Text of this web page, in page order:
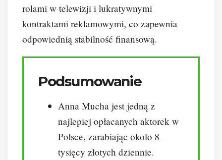
rolami w telewizji i lukratywnymi
kontraktami reklamowymi, co zapewnia
odpowiednią stabilność finansową.
Podsumowanie
Anna Mucha jest jedną z
najlepiej opłacanych aktorek w
Polsce, zarabiając około 8
tysięcy złotych dziennie.